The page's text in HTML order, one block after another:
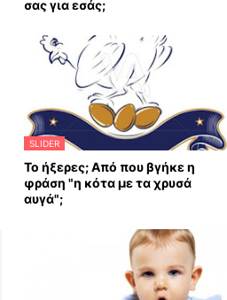
σας για εσάς;
SLIDER
Το ήξερες; Από που βγήκε η
φράση "η κότα με τα χρυσά
αυγά";